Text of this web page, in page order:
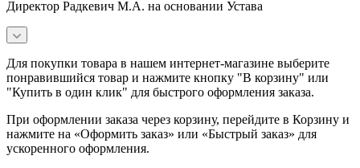
Директор Радкевич М.А. на основании Устава
Для покупки товара в нашем интернет-магазине выберите
понравившийся товар и нажмите кнопку "В корзину" или
"Купить в один клик" для быстрого оформления заказа.
При оформлении заказа через корзину, перейдите в Корзину и
нажмите на «Оформить заказ» или «Быстрый заказ» для
ускоренного оформления.